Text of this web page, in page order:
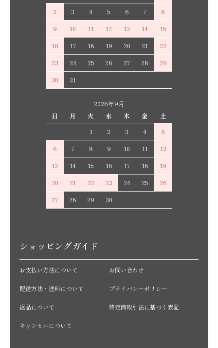
2
3 4 5 6 7
8
9
10 11 12 13 14
15
16
17 18 19 20 21
22
23
24 25 26 27 28
29
30
31
2026年9月
日
月 火 水 木 金
土
1
2 3 4
5
6
7 8 9 10 11
12
13
14 15 16 17 18
19
20
21 22 23 24 25
26
27
28 29 30
ショッピングガイド
お支払い方法について
配送方法・送料について
返品について
キャンセルについて
お問い合わせ
プライバシーポリシー
特定商取引法に基づく表記